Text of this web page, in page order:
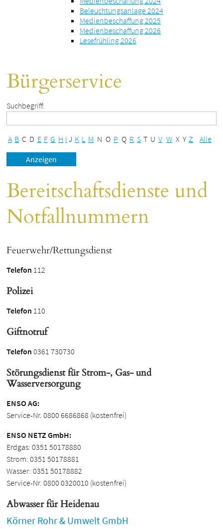
Beleuchtungsanlage 2024
Medienbeschaffung 2025
Medienbeschaffung 2026
Lesefrühling 2026
Bürgerservice
Suchbegriff:
A B C D E F G H I J K L M N O P Q R S T U V W X Y Z Alle
Bereitschaftsdienste und
Notfallnummern
Feuerwehr/Rettungsdienst
Telefon 112
Polizei
Telefon 110
Giftnotruf
Telefon 0361 730730
Störungsdienst für Strom-, Gas- und
Wasserversorgung
ENSO AG:
Service-Nr. 0800 6686868 (kostenfrei)
ENSO NETZ GmbH:
Erdgas: 0351 50178880
Strom: 0351 50178881
Wasser: 0351 50178882
Service-Nr. 0800 0320010 (kostenfrei)
Abwasser für Heidenau
Körner Rohr & Umwelt GmbH